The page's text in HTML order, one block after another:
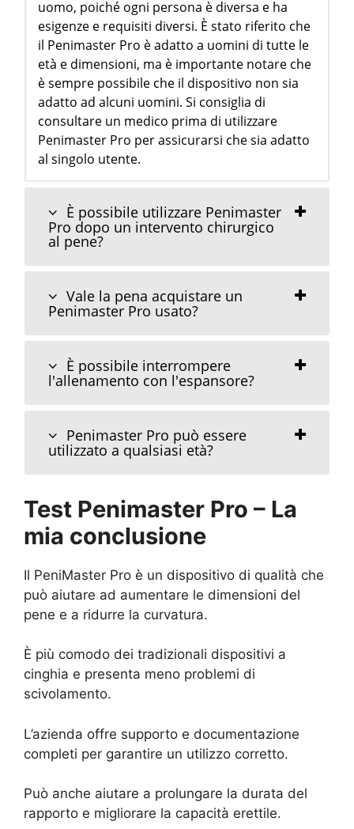
uomo, poiché ogni persona è diversa e ha
esigenze e requisiti diversi. È stato riferito che
il Penimaster Pro è adatto a uomini di tutte le
età e dimensioni, ma è importante notare che
è sempre possibile che il dispositivo non sia
adatto ad alcuni uomini. Si consiglia di
consultare un medico prima di utilizzare
Penimaster Pro per assicurarsi che sia adatto
al singolo utente.
È possibile utilizzare Penimaster
Pro dopo un intervento chirurgico
al pene?
Vale la pena acquistare un
Penimaster Pro usato?
È possibile interrompere
l'allenamento con l'espansore?
Penimaster Pro può essere
utilizzato a qualsiasi età?
Test Penimaster Pro – La
mia conclusione
Il PeniMaster Pro è un dispositivo di qualità che
può aiutare ad aumentare le dimensioni del
pene e a ridurre la curvatura.
È più comodo dei tradizionali dispositivi a
cinghia e presenta meno problemi di
scivolamento.
L’azienda offre supporto e documentazione
completi per garantire un utilizzo corretto.
Può anche aiutare a prolungare la durata del
rapporto e migliorare la capacità erettile.